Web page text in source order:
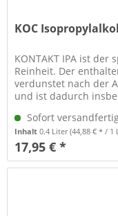
KOC
KONTAKT IPA ist der
Reinheit. Der
verdunstet nach der
und ist dadurch
Sofort
Inhalt0.4 Liter(44,88 € * / 1
17,95 € *